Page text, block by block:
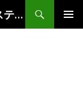
グローバルマクロ・リサーチ・インスティテュート